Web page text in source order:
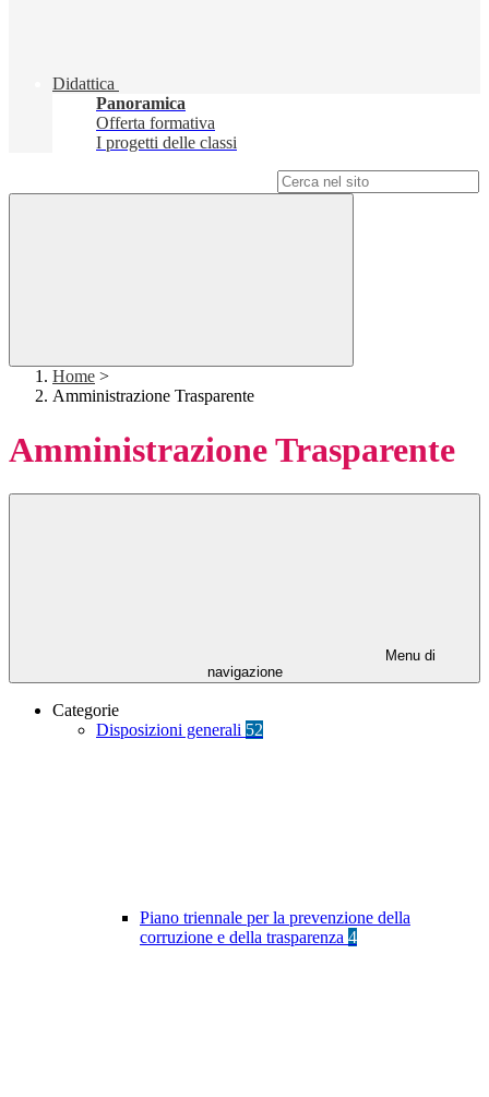
Didattica
Panoramica
Offerta formativa
I progetti delle classi
Home >
Amministrazione Trasparente
Amministrazione Trasparente
Menu di
navigazione
Categorie
Disposizioni generali 52
Piano triennale per la prevenzione della
corruzione e della trasparenza 4